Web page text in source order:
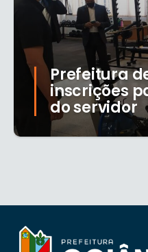
Prefeitura
inscrições
do servidor